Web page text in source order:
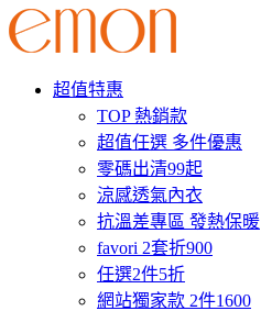
超值特惠
TOP 熱銷款
超值任選 多件優惠
零碼出清99起
涼感透氣內衣
抗溫差專區 發熱保暖
favori 2套折900
任選2件5折
網站獨家款 2件1600